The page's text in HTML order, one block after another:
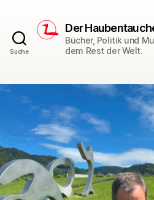
Suche
Der
Bücher, Politik und
dem Rest der Welt.